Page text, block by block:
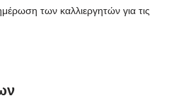
των καλλιεργητών για τις